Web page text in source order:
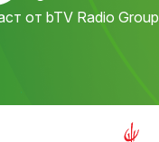
от bTV Radio Group